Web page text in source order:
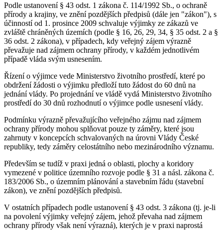
Podle ustanovení § 43 odst. 1 zákona č. 114/1992 Sb., o ochraně
přírody a krajiny, ve znění pozdějších předpisů (dále jen "zákon"), s
účinností od 1. prosince 2009 schvaluje výjimky ze zákazů ve
zvláště chráněných územích (podle § 16, 26, 29, 34, § 35 odst. 2 a §
36 odst. 2 zákona), v případech, kdy veřejný zájem výrazně
převažuje nad zájmem ochrany přírody, v každém jednotlivém
případě vláda svým usnesením.
Řízení o výjimce vede Ministerstvo životního prostředí, které po
obdržení žádosti o výjimku předloží tuto žádost do 60 dnů na
jednání vlády. Po projednání ve vládě vydá Ministerstvo životního
prostředí do 30 dnů rozhodnutí o výjimce podle usnesení vlády.
Podmínku výrazně převažujícího veřejného zájmu nad zájmem
ochrany přírody mohou splňovat pouze ty záměry, které jsou
zahrnuty v koncepcích schvalovaných na úrovni Vlády České
republiky, tedy záměry celostátního nebo mezinárodního významu.
Především se tudíž v praxi jedná o oblasti, plochy a koridory
vymezené v politice územního rozvoje podle § 31 a násl. zákona č.
183/2006 Sb., o územním plánování a stavebním řádu (stavební
zákon), ve znění pozdějších předpisů.
V ostatních případech podle ustanovení § 43 odst. 3 zákona (tj. je-li
na povolení výjimky veřejný zájem, jehož převaha nad zájmem
ochrany přírody však není výrazná), kterých je v praxi naprostá